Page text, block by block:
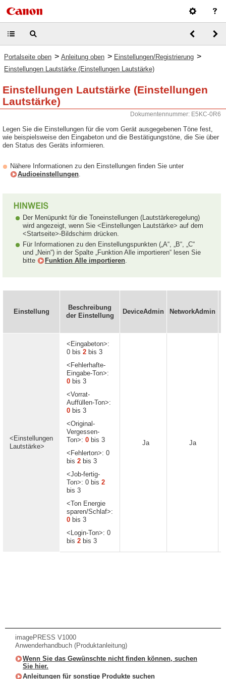
Portalseite oben > Anleitung oben > Einstellungen/Registrierung >
Einstellungen Lautstärke (Einstellungen Lautstärke)
Einstellungen Lautstärke (Einstellungen
Lautstärke)
Dokumentennummer: E5KC-0R6
Legen Sie die Einstellungen für die vom Gerät ausgegebenen Töne fest,
wie beispielsweise den Eingabeton und die Bestätigungstöne, die Sie über
den Status des Geräts informieren.
Nähere Informationen zu den Einstellungen finden Sie unter
Audioeinstellungen.
Der Menüpunkt für die Toneinstellungen (Lautstärkeregelung)
wird angezeigt, wenn Sie <Einstellungen Lautstärke> auf dem
<Startseite>-Bildschirm drücken.
Für Informationen zu den Einstellungspunkten („A“, „B“, „C“
und „Nein“) in der Spalte „Funktion Alle importieren“ lesen Sie
bitte
Funktion Alle importieren.
Einstellung
Beschreibung
der Einstellung
DeviceAdmin NetworkAdmin
<Einstellungen
Lautstärke>
<Eingabeton>:
0 bis 2 bis 3
<Fehlerhafte-
Eingabe-Ton>:
0 bis 3
<Vorrat-
Auffüllen-Ton>:
0 bis 3
<Original-
Vergessen-
Ton>: 0 bis 3
<Fehlerton>: 0
bis 2 bis 3
<Job-fertig-
Ton>: 0 bis 2
bis 3
<Ton Energie
sparen/Schlaf>:
0 bis 3
<Login-Ton>: 0
bis 2 bis 3
Ja Ja
imagePRESS V1000
Anwenderhandbuch (Produktanleitung)
Wenn Sie das Gewünschte nicht finden können, suchen
Sie hier.
Anleitungen für sonstige Produkte suchen